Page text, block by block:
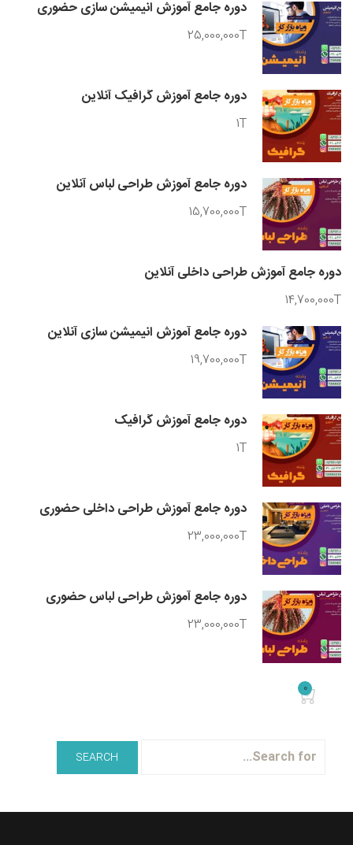
دوره جامع آموزش انیمیشن سازی حضوری
25,000,000T
دوره جامع آموزش گرافیک آنلاین
1T
دوره جامع آموزش طراحی لباس آنلاین
15,700,000T
دوره جامع آموزش طراحی داخلی آنلاین
14,700,000T
دوره جامع آموزش انیمیشن سازی آنلاین
19,700,000T
دوره جامع آموزش گرافیک
1T
دوره جامع آموزش طراحی داخلی حضوری
23,000,000T
دوره جامع آموزش طراحی لباس حضوری
23,000,000T
0